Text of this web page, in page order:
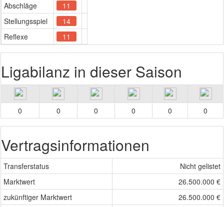
Abschläge
11
Stellungsspiel
14
Reflexe
11
Ligabilanz in dieser Saison
0 0 0 0 0 0
Vertragsinformationen
Transferstatus
Nicht gelistet
Marktwert
26.500.000 €
zukünftiger Marktwert
26.500.000 €